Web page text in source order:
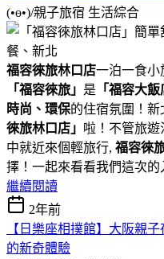
(•ө•)/親子旅宿 生活綜合
福容徠旅林口店一泊一食小
「福容徠旅」 是 「福容大飯
時尚、環保的住宿氛圍！
徠旅林口店」 啦！不管旅
中就近來個輕旅行, 福容徠
擇！一起來看看我們這次的
繼續閱讀
2年前
【日樂座相撲館】大阪親
的新奇體驗